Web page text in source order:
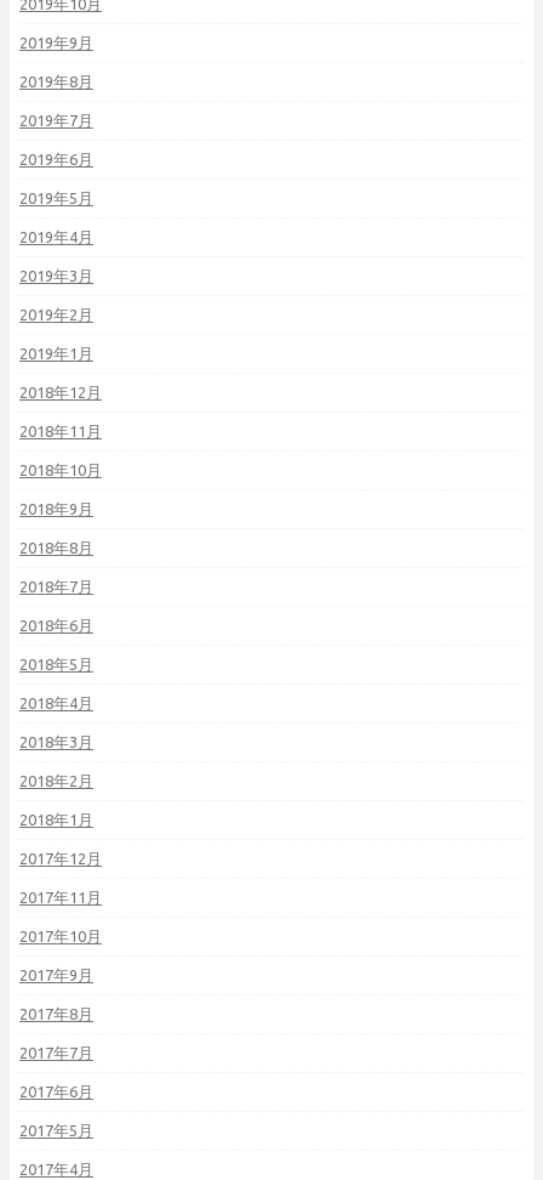
2019年10月
2019年9月
2019年8月
2019年7月
2019年6月
2019年5月
2019年4月
2019年3月
2019年2月
2019年1月
2018年12月
2018年11月
2018年10月
2018年9月
2018年8月
2018年7月
2018年6月
2018年5月
2018年4月
2018年3月
2018年2月
2018年1月
2017年12月
2017年11月
2017年10月
2017年9月
2017年8月
2017年7月
2017年6月
2017年5月
2017年4月